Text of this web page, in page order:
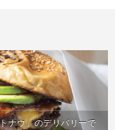
ナウ」のデリバリーで